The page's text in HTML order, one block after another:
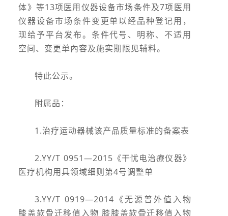
体》等13项医用仪器设备市场条件及7项医用
仪器设备市场条件变更单以经品种登记用，
现给予平台发布。条件代号、明称、不适用
空间、变更单內容及施实期限见辅料。
特此公示。
附属品：
1.治疗运动器械该产品质量标准的备案表
2.YY/T 0951—2015《干忧电治療仪器》
医疗机构用具领域细则第4号调整单
3.YY/T 0919—2014《无源普外值入物
膝盖软骨迁移值入物 膝膝盖软骨迁移值入物